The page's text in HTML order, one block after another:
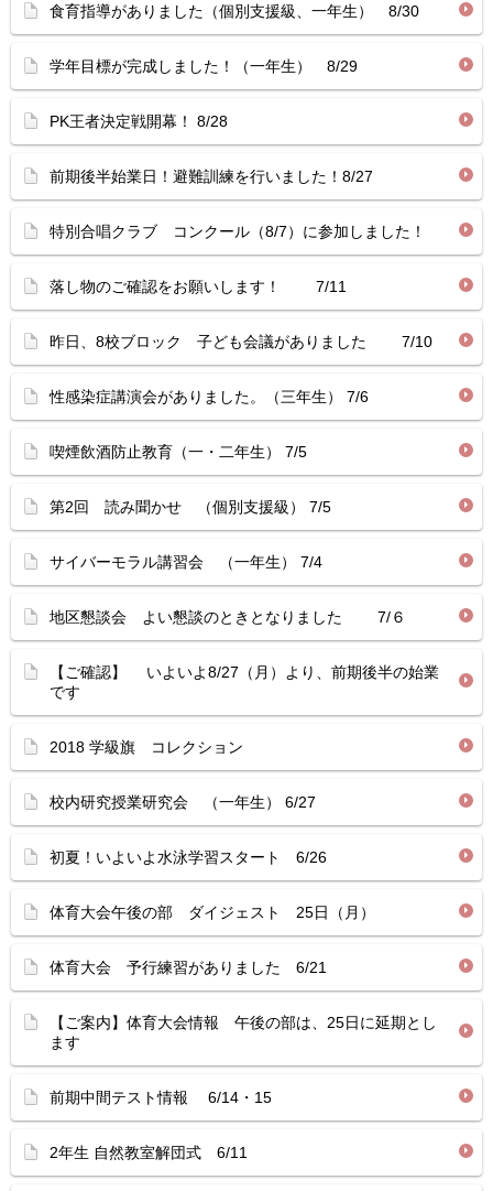
食育指導がありました（個別支援級、一年生） 8/30
学年目標が完成しました！（一年生） 8/29
PK王者決定戦開幕！ 8/28
前期後半始業日！避難訓練を行いました！8/27
特別合唱クラブ コンクール（8/7）に参加しました！
落し物のご確認をお願いします！ 7/11
昨日、8校ブロック 子ども会議がありました 7/10
性感染症講演会がありました。（三年生） 7/6
喫煙飲酒防止教育（一・二年生） 7/5
第2回 読み聞かせ （個別支援級） 7/5
サイバーモラル講習会 （一年生） 7/4
地区懇談会 よい懇談のときとなりました 7/６
【ご確認】 いよいよ8/27（月）より、前期後半の始業
です
2018 学級旗 コレクション
校内研究授業研究会 （一年生） 6/27
初夏！いよいよ水泳学習スタート 6/26
体育大会午後の部 ダイジェスト 25日（月）
体育大会 予行練習がありました 6/21
【ご案内】体育大会情報 午後の部は、25日に延期とし
ます
前期中間テスト情報 6/14・15
2年生 自然教室解団式 6/11